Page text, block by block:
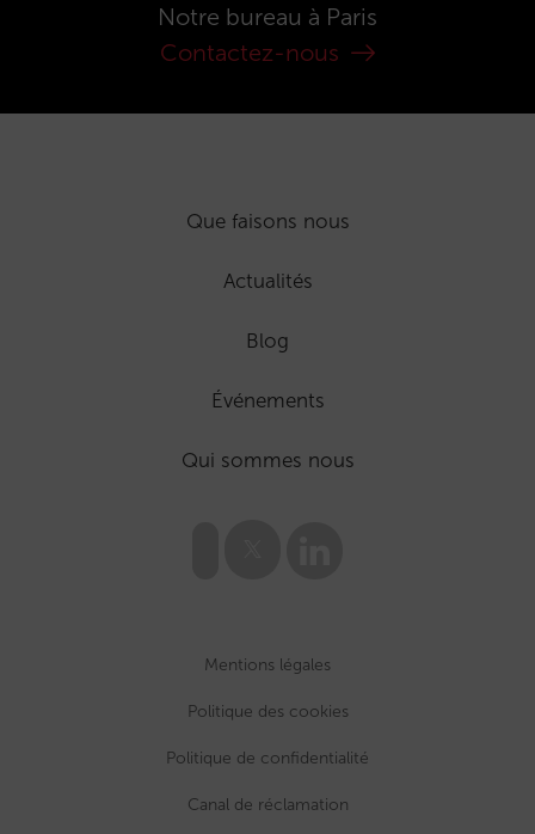
Notre bureau à Paris
Contactez-nous
Que faisons nous
Actualités
Blog
Événements
Qui sommes nous
Mentions légales
Politique des cookies
Politique de confidentialité
Canal de réclamation